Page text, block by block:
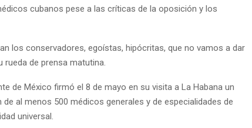
cubanos pese a las críticas de la oposición y los
los conservadores, egoístas, hipócritas, que no vamos a dar
de prensa matutina.
de México firmó el 8 de mayo en su visita a La Habana un
al menos 500 médicos generales y de especialidades de
universal.